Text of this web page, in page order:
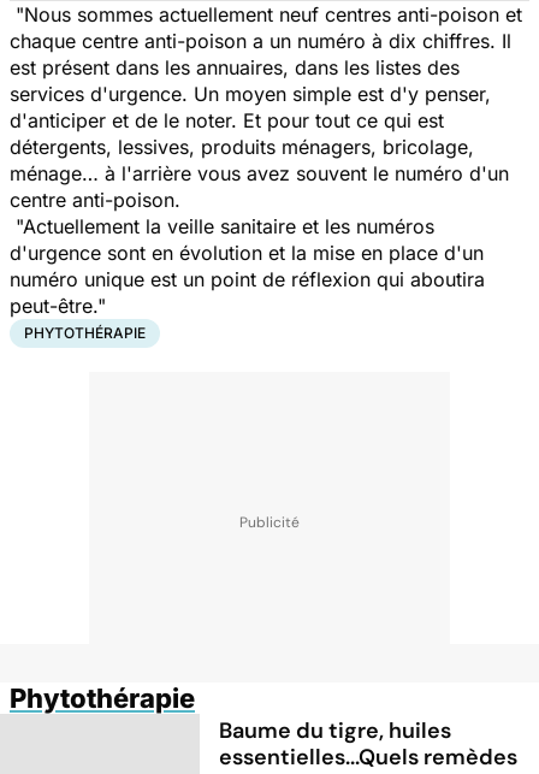
"Nous sommes actuellement neuf centres anti-poison et
chaque centre anti-poison a un numéro à dix chiffres. Il
est présent dans les annuaires, dans les listes des
services d'urgence. Un moyen simple est d'y penser,
d'anticiper et de le noter. Et pour tout ce qui est
détergents, lessives, produits ménagers, bricolage,
ménage… à l'arrière vous avez souvent le numéro d'un
centre anti-poison.
"Actuellement la veille sanitaire et les numéros
d'urgence sont en évolution et la mise en place d'un
numéro unique est un point de réflexion qui aboutira
peut-être."
PHYTOTHÉRAPIE
Phytothérapie
Baume du tigre, huiles
essentielles...Quels remèdes